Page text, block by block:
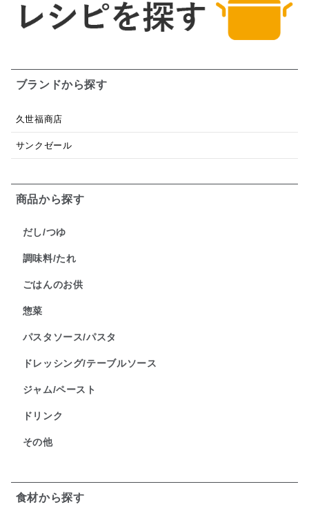
ブランドから探す
久世福商店
サンクゼール
商品から探す
だし/つゆ
調味料/たれ
ごはんのお供
惣菜
パスタソース/パスタ
ドレッシング/テーブルソース
ジャム/ペースト
ドリンク
その他
食材から探す